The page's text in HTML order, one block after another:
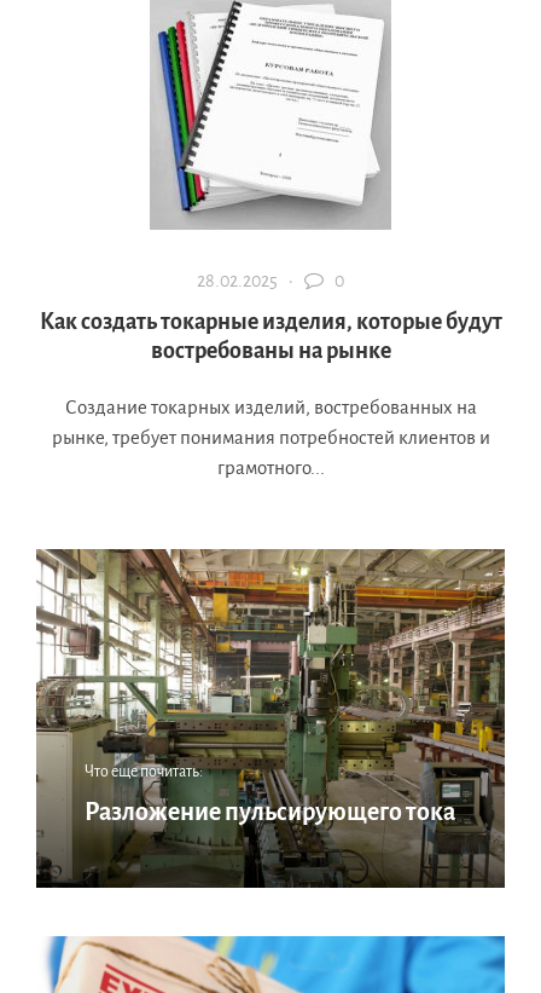
28.02.2025 · 0
Как создать токарные изделия, которые будут
востребованы на рынке
Создание токарных изделий, востребованных на
рынке, требует понимания потребностей клиентов и
грамотного...
Что еще почитать:
Разложение пульсирующего тока